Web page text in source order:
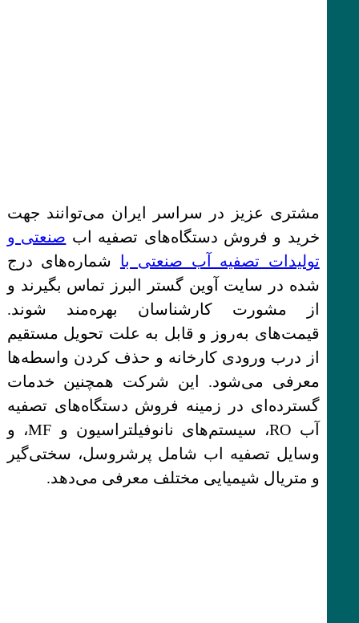
مشتری عزیز در سراسر ایران می‌توانند جهت
خرید و فروش دستگاه‌های تصفیه اب صنعتی و
تولیدات تصفیه آب صنعتی با شماره‌های درج
شده در سایت آوین گستر البرز تماس بگیرند و
از مشورت کارشناسان بهره‌مند شوند.
قیمت‌های به‌روز و قابل به علت تحویل مستقیم
از درب ورودی کارخانه و حذف کردن واسطه‌ها
معرفی می‌شود. این شرکت همچنین خدمات
گسترده‌ای در زمینه فروش دستگاه‌های تصفیه
آب RO، سیستم‌های نانوفیلتراسیون و MF، و
وسایل تصفیه اب شامل پرشروسل، سختی‌گیر
و متریال شیمیایی مختلف معرفی می‌دهد.